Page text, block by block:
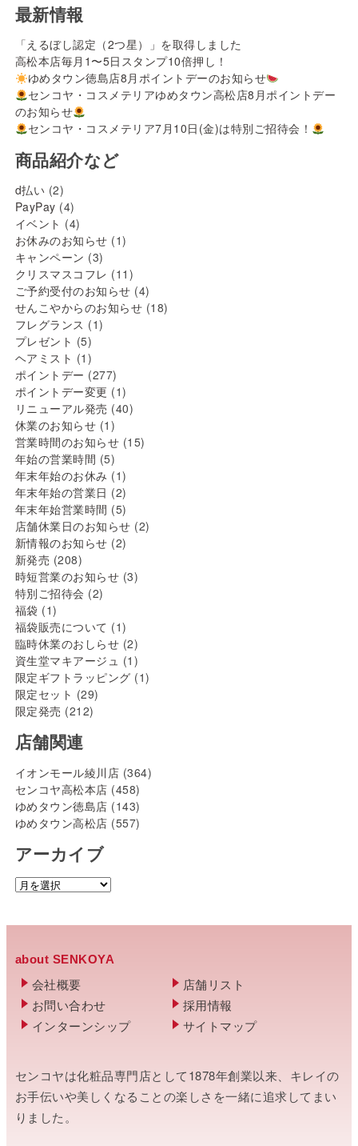
最新情報
「えるぼし認定（2つ星）」を取得しました
高松本店毎月1〜5日スタンプ10倍押し！
ゆめタウン徳島店8月ポイントデーのお知らせ
センコヤ・コスメテリアゆめタウン高松店8月ポイントデー
のお知らせ
センコヤ・コスメテリア7月10日(金)は特別ご招待会！
商品紹介など
d払い (2)
PayPay (4)
イベント (4)
お休みのお知らせ (1)
キャンペーン (3)
クリスマスコフレ (11)
ご予約受付のお知らせ (4)
せんこやからのお知らせ (18)
フレグランス (1)
プレゼント (5)
ヘアミスト (1)
ポイントデー (277)
ポイントデー変更 (1)
リニューアル発売 (40)
休業のお知らせ (1)
営業時間のお知らせ (15)
年始の営業時間 (5)
年末年始のお休み (1)
年末年始の営業日 (2)
年末年始営業時間 (5)
店舗休業日のお知らせ (2)
新情報のお知らせ (2)
新発売 (208)
時短営業のお知らせ (3)
特別ご招待会 (2)
福袋 (1)
福袋販売について (1)
臨時休業のおしらせ (2)
資生堂マキアージュ (1)
限定ギフトラッピング (1)
限定セット (29)
限定発売 (212)
店舗関連
イオンモール綾川店 (364)
センコヤ高松本店 (458)
ゆめタウン徳島店 (143)
ゆめタウン高松店 (557)
アーカイブ
about SENKOYA
会社概要
店舗リスト
お問い合わせ
採用情報
インターンシップ
サイトマップ
センコヤは化粧品専門店として1878年創業以来、キレイの
お手伝いや美しくなることの楽しさを一緒に追求してまい
りました。